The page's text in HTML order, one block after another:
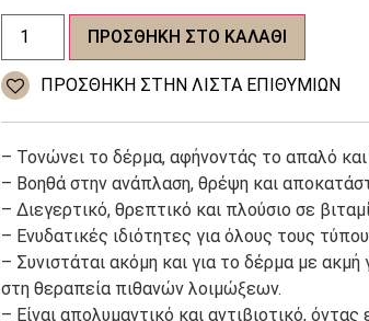
– Τονώνει το δέρμα, αφήνοντάς το απαλό και
– Βοηθά στην ανάπλαση, θρέψη και
– Διεγερτικό, θρεπτικό και πλούσιο σε
– Ενυδατικές ιδιότητες για όλους τους
– Συνιστάται ακόμη και για το δέρμα με ακμή
στη θεραπεία πιθανών λοιμώξεων.
– Είναι απολυμαντικό και αντιβιοτικό,
Σαπούνι
μέλι
και
βρώμη
Honey
Oatmeal
Soap
ποσότητα
ΠΡΟΣΘΉΚΗ ΣΤΟ ΚΑΛΆΘΙ
ΠΡΌΣΘΉΚΗ ΣΤΗΝ ΛΊΣΤΑ ΕΠΙΘΥΜΙΏΝ